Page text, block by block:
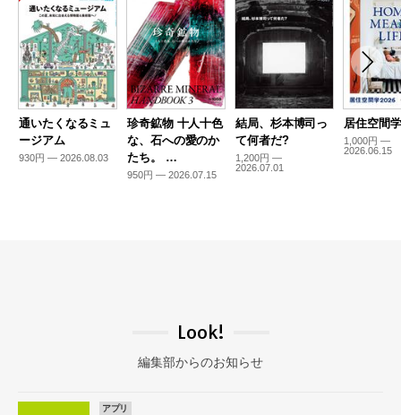
通いたくなるミュ
ージアム
930円 — 2026.08.03
珍奇鉱物 十人十色
な、石への愛のか
たち。 …
950円 — 2026.07.15
結局、杉本博司っ
て何者だ?
1,200円 —
2026.07.01
居住空間
1,000円 —
2026.06.15
Look!
編集部からのお知らせ
アプリ